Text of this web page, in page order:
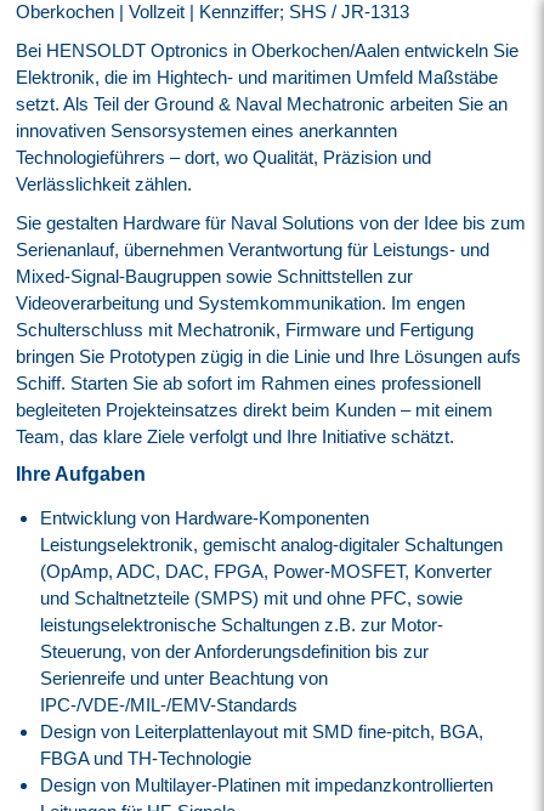
Oberkochen | Vollzeit | Kennziffer; SHS / JR-1313
Bei HENSOLDT Optronics in Oberkochen/Aalen entwickeln Sie
Elektronik, die im Hightech- und maritimen Umfeld Maßstäbe
setzt. Als Teil der Ground & Naval Mechatronic arbeiten Sie an
innovativen Sensorsystemen eines anerkannten
Technologieführers – dort, wo Qualität, Präzision und
Verlässlichkeit zählen.
Sie gestalten Hardware für Naval Solutions von der Idee bis zum
Serienanlauf, übernehmen Verantwortung für Leistungs- und
Mixed-Signal-Baugruppen sowie Schnittstellen zur
Videoverarbeitung und Systemkommunikation. Im engen
Schulterschluss mit Mechatronik, Firmware und Fertigung
bringen Sie Prototypen zügig in die Linie und Ihre Lösungen aufs
Schiff. Starten Sie ab sofort im Rahmen eines professionell
begleiteten Projekteinsatzes direkt beim Kunden – mit einem
Team, das klare Ziele verfolgt und Ihre Initiative schätzt.
Ihre Aufgaben
Entwicklung von Hardware-Komponenten
Leistungselektronik, gemischt analog-digitaler Schaltungen
(OpAmp, ADC, DAC, FPGA, Power-MOSFET, Konverter
und Schaltnetzteile (SMPS) mit und ohne PFC, sowie
leistungselektronische Schaltungen z.B. zur Motor-
Steuerung, von der Anforderungsdefinition bis zur
Serienreife und unter Beachtung von
IPC-/VDE-/MIL-/EMV-Standards
Design von Leiterplattenlayout mit SMD fine-pitch, BGA,
FBGA und TH-Technologie
Design von Multilayer-Platinen mit impedanzkontrollierten